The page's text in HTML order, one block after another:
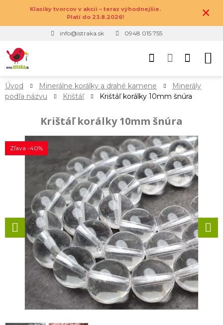
Klasiky tvorcov v akcii – teraz výhodnejšie.
Platí do 23.8.2026!
×
info@istraka.sk 0948 015 755
Úvod Minerálne korálky a drahé kamene
Minerály
podľa názvu
Krištáľ Krištáľ korálky 10mm šnúra
Krištáľ korálky 10mm šnúra
Zľava -40%